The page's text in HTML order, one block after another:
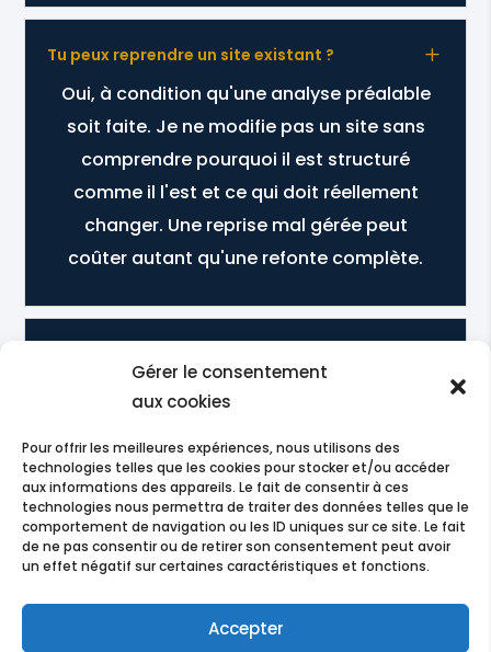
Gérer le consentement
aux cookies
Pour offrir les meilleures expériences, nous utilisons des
technologies telles que les cookies pour stocker et/ou accéder
aux informations des appareils. Le fait de consentir à ces
technologies nous permettra de traiter des données telles que le
comportement de navigation ou les ID uniques sur ce site. Le fait
de ne pas consentir ou de retirer son consentement peut avoir
un effet négatif sur certaines caractéristiques et fonctions.
Accepter
Tu peux reprendre un site existant ? L
Oui, à condition qu'une analyse préalable
soit faite. Je ne modifie pas un site sans
comprendre pourquoi il est structuré
comme il l'est et ce qui doit réellement
changer. Une reprise mal gérée peut
coûter autant qu'une refonte complète.
Je suis basé à Boussu, en Hainaut, et
à Bruxelles. Je travaille aussi à distance,
sans contrainte géographique
particulière pour les projets qui s'y
prêtent.